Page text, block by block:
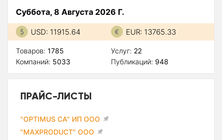
Суббота, 8 Августа 2026 Г.
USD: 11915.64 EUR: 13765.33
Товаров: 1785
Компаний: 5033
Услуг: 22
Публикаций: 948
ПРАЙС-ЛИСТЫ
"OPTIMUS CA" ИП ООО
"MAXPRODUCT" ООО